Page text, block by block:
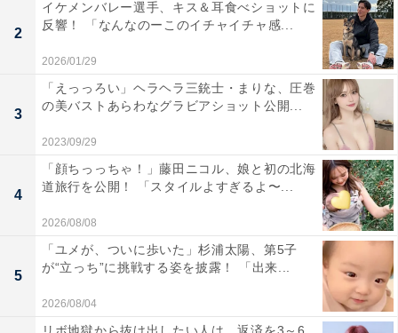
2
イケメンバレー選手、キス＆耳食べショットに
反響！ 「なんなのーこのイチャイチャ感...
2026/01/29
3
「えっっろい」ヘラヘラ三銃士・まりな、圧巻
の美バストあらわなグラビアショット公開...
2023/09/29
4
「顔ちっっちゃ！」藤田ニコル、娘と初の北海
道旅行を公開！ 「スタイルよすぎるよ〜...
2026/08/08
5
「ユメが、ついに歩いた」杉浦太陽、第5子
が“立っち”に挑戦する姿を披露！ 「出来...
2026/08/04